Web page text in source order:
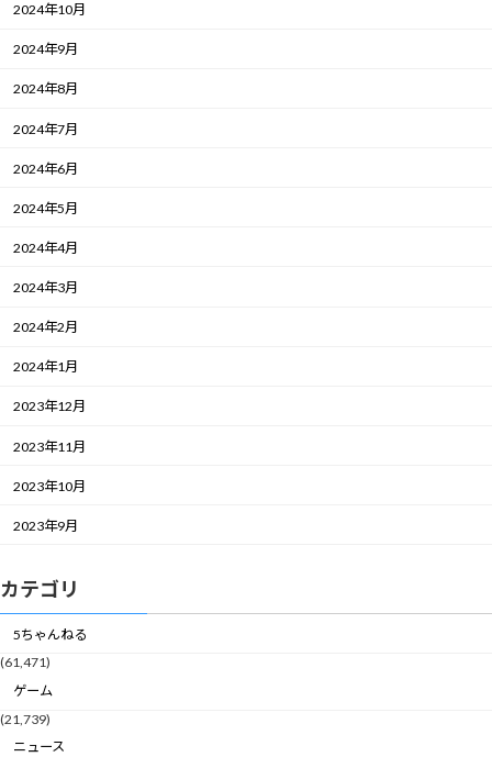
2024年10月
2024年9月
2024年8月
2024年7月
2024年6月
2024年5月
2024年4月
2024年3月
2024年2月
2024年1月
2023年12月
2023年11月
2023年10月
2023年9月
カテゴリ
5ちゃんねる
(61,471)
ゲーム
(21,739)
ニュース